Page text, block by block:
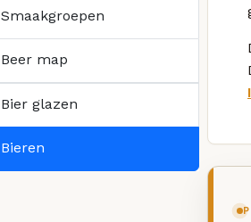
Smaakgroepen
Beer map
Bier glazen
Bieren